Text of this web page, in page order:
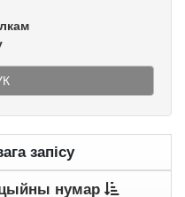
запісу
нумар